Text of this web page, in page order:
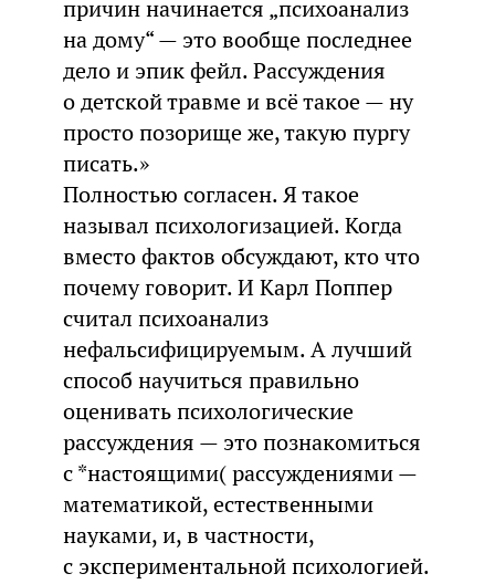
причин начинается „психоанализ
на дому“ — это вообще последнее
дело и эпик фейл. Рассуждения
о детской травме и всё такое — ну
просто позорище же, такую пургу
писать.»
Полностью согласен. Я такое
называл психологизацией. Когда
вместо фактов обсуждают, кто что
почему говорит. И Карл Поппер
считал психоанализ
нефальсифицируемым. А лучший
способ научиться правильно
оценивать психологические
рассуждения — это познакомиться
с *настоящими( рассуждениями —
математикой, естественными
науками, и, в частности,
с экспериментальной психологией.